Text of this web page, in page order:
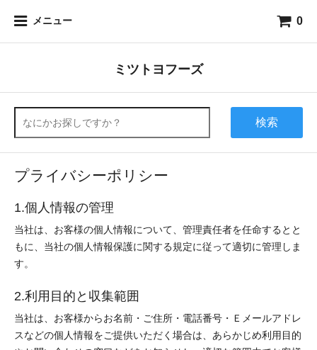
メニュー 0
ミツトヨフーズ
検索
プライバシーポリシー
1.個人情報の管理
当社は、お客様の個人情報について、管理責任者を任命するとと
もに、当社の個人情報保護に関する規定に従って適切に管理しま
す。
2.利用目的と収集範囲
当社は、お客様からお名前・ご住所・電話番号・Ｅメールアドレ
スなどの個人情報をご提供いただく場合は、あらかじめ利用目的